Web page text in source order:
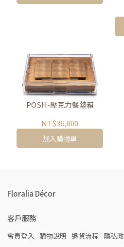
POSH-壓克力餐墊箱
NT$36,000
加入購物車
Floralia Décor
客戶服務
會員登入 購物說明 退貨流程 隱私